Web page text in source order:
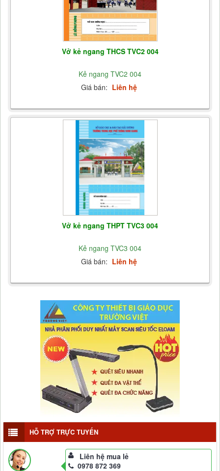
Vở kẻ ngang THCS TVC2 004
Kẻ ngang TVC2 004
Giá bán: Liên hệ
Vở kẻ ngang THPT TVC3 004
Kẻ ngang TVC3 004
Giá bán: Liên hệ
HỖ TRỢ TRỰC TUYẾN
Liên hệ mua lẻ
0978 872 369